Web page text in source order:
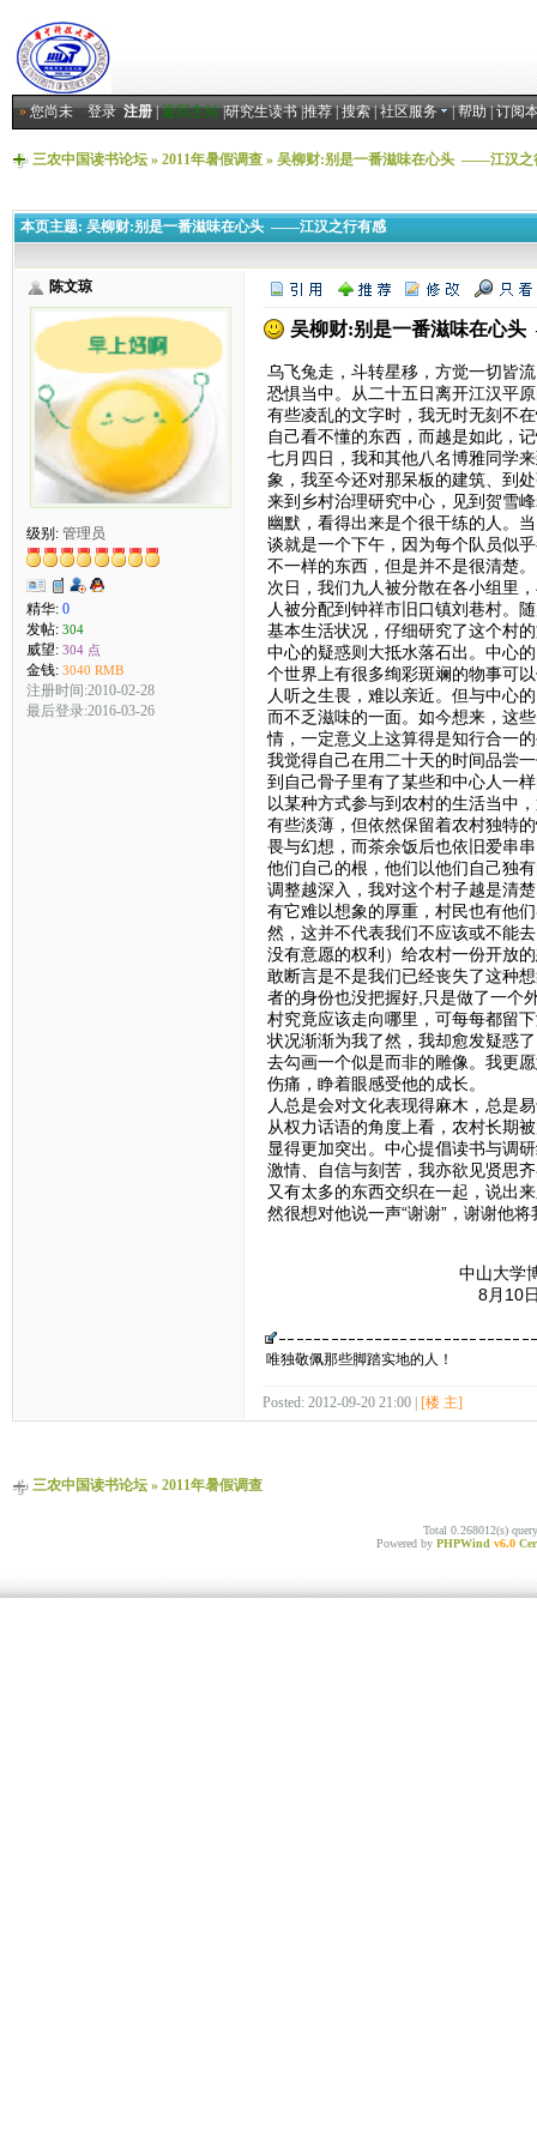
»您尚未登录 注册|返回主站|研究生读书|推荐|搜索|社区服务 |帮助|订阅
三农中国读书论坛» 2011年暑假调查» 吴柳财:别是一番滋味在心头 ——江汉之
本页主题: 吴柳财:别是一番滋味在心头 ——江汉之行有感
陈文琼
级别: 管理员
精华: 0
发帖: 304
威望: 304 点
金钱: 3040 RMB
注册时间:2010-02-28
最后登录:2016-03-26
吴柳财:别是一番滋味在心
乌飞兔走，斗转星移，方觉一切皆
恐惧当中。从二十五日离开江汉平
有些凌乱的文字时，我无时无刻不
自己看不懂的东西，而越是如此，
七月四日，我和其他八名博雅同学
象，我至今还对那呆板的建筑、到
来到乡村治理研究中心，见到贺雪
幽默，看得出来是个很干练的人。
谈就是一个下午，因为每个队员似
不一样的东西，但是并不是很清楚。
次日，我们九人被分散在各小组里
人被分配到钟祥市旧口镇刘巷村。
基本生活状况，仔细研究了这个村
中心的疑惑则大抵水落石出。中心
个世界上有很多绚彩斑斓的物事可
人听之生畏，难以亲近。但与中心
而不乏滋味的一面。如今想来，这
情，一定意义上这算得是知行合一
我觉得自己在用二十天的时间品尝
到自己骨子里有了某些和中心人一
以某种方式参与到农村的生活当中
有些淡薄，但依然保留着农村独特
畏与幻想，而茶余饭后也依旧爱串
他们自己的根，他们以他们自己独
调整越深入，我对这个村子越是清
有它难以想象的厚重，村民也有他
然，这并不代表我们不应该或不能
没有意愿的权利）给农村一份开放
敢断言是不是我们已经丧失了这种
者的身份也没把握好,只是做了一个
村究竟应该走向哪里，可每每都留
状况渐渐为我了然，我却愈发疑惑
去勾画一个似是而非的雕像。我更
伤痛，睁着眼感受他的成长。
人总是会对文化表现得麻木，总是
从权力话语的角度上看，农村长期
显得更加突出。中心提倡读书与调
激情、自信与刻苦，我亦欲见贤思
又有太多的东西交织在一起，说出
然很想对他说一声“谢谢”，谢谢他
中山大学博雅学院
8月10日晚于
唯独敬佩那些脚踏实地的人！
Posted: 2012-09-20 21:00 | [楼 主]
三农中国读书论坛» 2011年暑假调查
Total 0.268012(s)
Powered by PHPWind v6.0